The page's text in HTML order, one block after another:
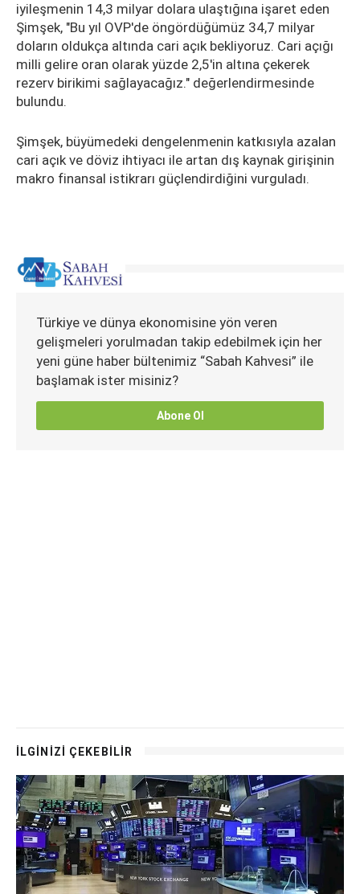
iyileşmenin 14,3 milyar dolara ulaştığına işaret eden
Şimşek, "Bu yıl OVP'de öngördüğümüz 34,7 milyar
doların oldukça altında cari açık bekliyoruz. Cari açığı
milli gelire oran olarak yüzde 2,5'in altına çekerek
rezerv birikimi sağlayacağız." değerlendirmesinde
bulundu.
Şimşek, büyümedeki dengelenmenin katkısıyla azalan
cari açık ve döviz ihtiyacı ile artan dış kaynak girişinin
makro finansal istikrarı güçlendirdiğini vurguladı.
Türkiye ve dünya ekonomisine yön veren
gelişmeleri yorulmadan takip edebilmek için her
yeni güne haber bültenimiz “Sabah Kahvesi” ile
başlamak ister misiniz?
Abone Ol
İLGİNİZİ ÇEKEBİLİR